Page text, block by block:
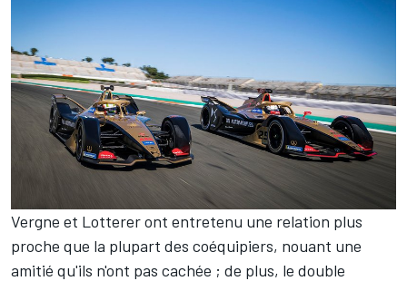
Vergne et Lotterer ont entretenu une relation plus
proche que la plupart des coéquipiers, nouant une
amitié qu'ils n'ont pas cachée ; de plus, le double